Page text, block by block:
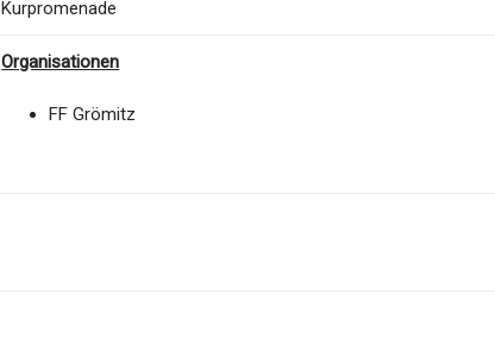
Kurpromenade
Organisationen
FF Grömitz